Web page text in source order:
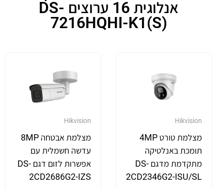
אנלוגית 16 ערוצים DS-
7216HQHI-K1(S)
Hikvision
מצלמת טורט 4MP
תומכת באנלטיקה
מתקדמת מדגם DS-
2CD2346G2-ISU/SL
Hikvision
מצלמת אבטחה 8MP
עדשה חשמלית עם
אפשרות לזום דגם DS-
2CD2686G2-IZS